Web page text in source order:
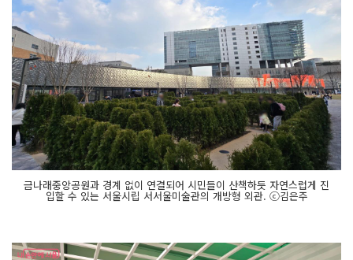
금나래중앙공원과 경계 없이 연결되어 시민들이 산책하듯 자연스럽게 진
입할 수 있는 서울시립 서서울미술관의 개방형 외관. ⓒ김은주